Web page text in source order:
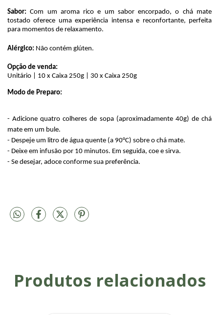
Sabor: Com um aroma rico e um sabor encorpado, o chá mate
tostado oferece uma experiência intensa e reconfortante, perfeita
para momentos de relaxamento.
Alérgico: Não contém glúten.
Opção de venda:
Unitário | 10 x Caixa 250g | 30 x Caixa 250g
Modo de Preparo:
- Adicione quatro colheres de sopa (aproximadamente 40g) de chá
mate em um bule.
- Despeje um litro de água quente (a 90°C) sobre o chá mate.
- Deixe em infusão por 10 minutos. Em seguida, coe e sirva.
- Se desejar, adoce conforme sua preferência.
Produtos relacionados